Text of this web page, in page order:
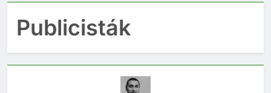
Publicisták